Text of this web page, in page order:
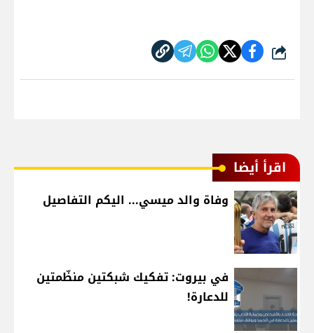
شارك
اقرأ أيضا
وفاة والد ميسي... اليكم التفاصيل
في بيروت: تفكيك شبكتين منظّمتين
للدعارة!